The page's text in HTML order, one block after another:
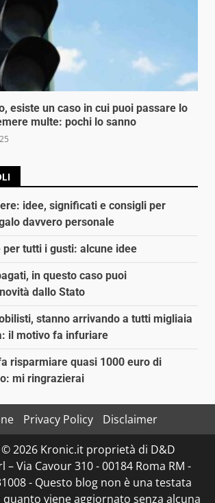
esiste un caso in cui puoi passare lo
multe: pochi lo sanno
idee, significati e consigli per
davvero personale
per tutti i gusti: alcune idee
in questo caso puoi
dallo Stato
stanno arrivando a tutti migliaia
il motivo fa infuriare
risparmiare quasi 1000 euro di
mi ringrazierai
Privacy Policy
Disclaimer
2026 Kronic.it proprietà di D&D
– Via Cavour 310 - 00184 Roma RM -
- Questo blog non è una testata
viene aggiornato senza alcuna